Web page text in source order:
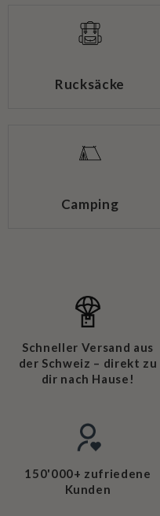
Rucksäcke
Camping
Schneller Versand aus
der Schweiz – direkt zu
dir nach Hause!
150'000+ zufriedene
Kunden